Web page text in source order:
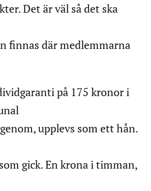
Det är väl så det ska
finnas där medlemmarna
på 175 kronor i
upplevs som ett hån.
gick. En krona i timman,